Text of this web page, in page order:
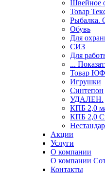
Швейное
Товар
Рыбалка.
Обувь
Для
СИЗ
Для
...
Товар
Игрушки
Синтепон
УДАЛЕН.
КПБ 2,0
КПБ 2,0
Акции
Услуги
О компании
О компании
Контакты